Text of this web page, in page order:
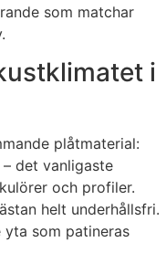
som matchar
i
plåtmaterial:
det vanligaste
och profiler.
helt underhållsfri.
som patineras